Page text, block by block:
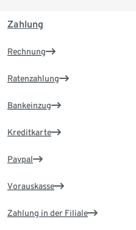
Zahlung
Rechnung
Ratenzahlung
Bankeinzug
Kreditkarte
Paypal
Vorauskasse
Zahlung in der Filiale